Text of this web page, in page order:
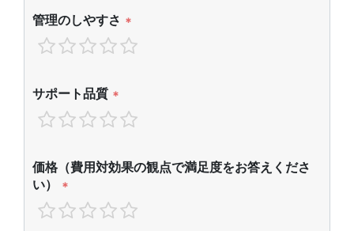
管理のしやすさ *
サポート品質 *
価格（費用対効果の観点で満足度をお答えくださ
い）
*